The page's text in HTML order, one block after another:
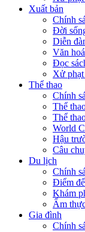
Xuất bản
Chính
Đời
Diễn
Văn
Đọc
Xử
Thể thao
Chính
Thể
Thể
World
Hậu
Câu
Du lịch
Chính
Điểm
Khám
Ẩm
Gia đình
Chính